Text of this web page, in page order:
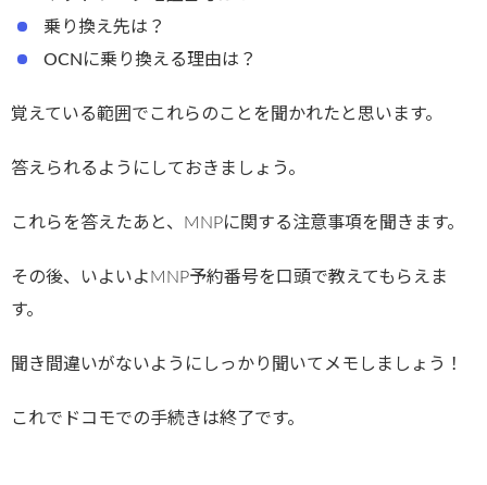
乗り換え先は？
OCNに乗り換える理由は？
覚えている範囲でこれらのことを聞かれたと思います。
答えられるようにしておきましょう。
これらを答えたあと、MNPに関する注意事項を聞きます。
その後、いよいよMNP予約番号を口頭で教えてもらえま
す。
聞き間違いがないようにしっかり聞いてメモしましょう！
これでドコモでの手続きは終了です。